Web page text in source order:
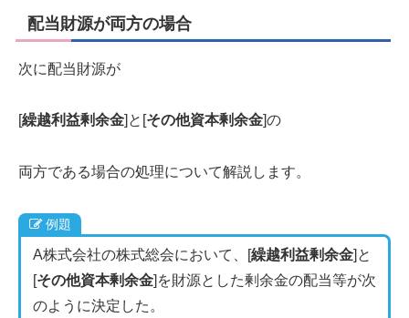
配当財源が両方の場合
次に配当財源が
繰越利益剰余金 ]と[ その他資本剰余金 ]の
両方である場合の処理について解説します。
例題
A株式会社の株式総会において、[ 繰越利益剰余金]と
その他資本剰余金]を財源とした剰余金の配当等が次
のように決定した。